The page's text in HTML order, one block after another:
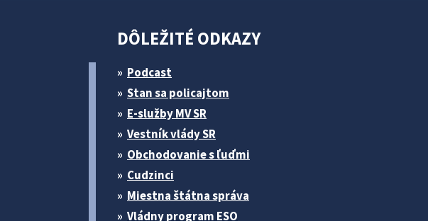
DÔLEŽITÉ ODKAZY
Podcast
Stan sa policajtom
E-služby MV SR
Vestník vlády SR
Obchodovanie s ľuďmi
Cudzinci
Miestna štátna správa
Vládny program ESO